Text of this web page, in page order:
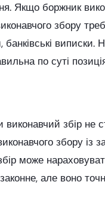
Якщо боржник
збору
банківські
по суті
збір не
збору із
може
але воно